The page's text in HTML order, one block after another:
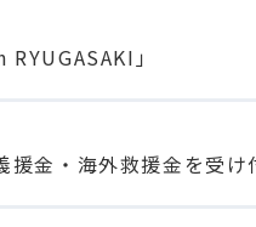
」
金・海外救援金を受け